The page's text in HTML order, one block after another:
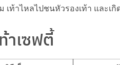
ท้าไหลไปชนหัวรองเท้า และเ
าเซฟตี้